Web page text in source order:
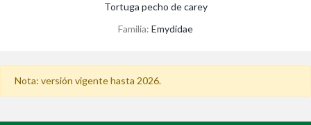
Tortuga pecho de carey
Familia: Emydidae
Nota: versión vigente hasta 2026.